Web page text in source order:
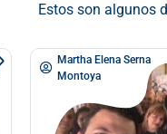
Estos son algunos
Martha Elena Serna
Montoya